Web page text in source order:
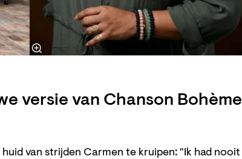
versie van Chanson Bohème
van strijden Carmen te kruipen: "Ik had nooit